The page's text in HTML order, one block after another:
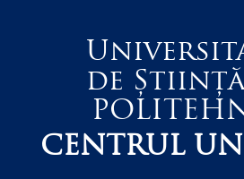
de
CENTRUL